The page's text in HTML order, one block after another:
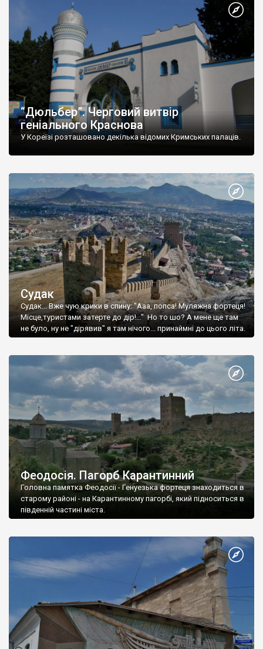
“Дюльбер”. Черговий витвір
геніального Краснова
У Кореїзі розташовано декілька відомих Кримських палаців.
Судак
Судак... Вже чую крики в спину: "Ааа, попса! Муляжна фортеця!
Місце,туристами затерте до дір!..." Но то шо? А мене ще там
не було, ну не "дірявив" я там нічого... принаймні до цього літа.
Феодосія. Пагорб Карантинний
Головна памятка Феодосії - Генуезька фортеця знаходиться в
старому районі - на Карантинному пагорбі, який підноситься в
південній частині міста.